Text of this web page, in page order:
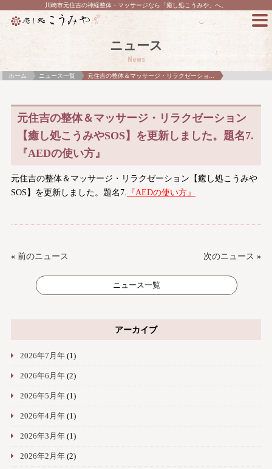
川崎市元住吉の神経整体・マッサージなら「癒し処こうみや」へ。
ニュース
News
ホーム ニュース一覧 元住吉の整体＆マッサージ・リラクゼーショ...
元住吉の整体＆マッサージ・リラクゼーション
【癒し処こうみやSOS】を更新しました。題名7.
『AEDの使い方』
元住吉の整体＆マッサージ・リラクゼーション【癒し処こうみや
SOS】を更新しました。題名7. 『AEDの使い方』
« 前のニュース 次のニュース »
ニュース一覧
アーカイブ
2026年7月年(1)
2026年6月年(2)
2026年5月年(1)
2026年4月年(1)
2026年3月年(1)
2026年2月年(2)